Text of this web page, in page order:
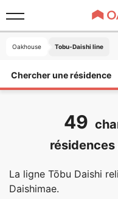
Oakhouse Tobu-Daishi line
Chercher une résidence
49
résidences
La ligne Tōbu Daishi
Daishimae.